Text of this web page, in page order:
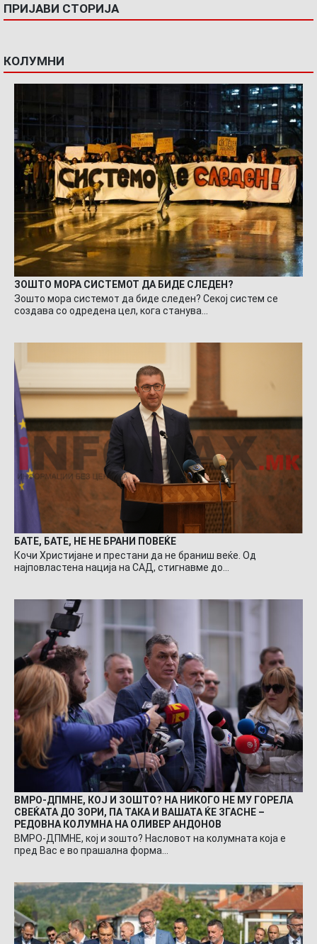
ПРИЈАВИ СТОРИЈА
КОЛУМНИ
ЗОШТО МОРА СИСТЕМОТ ДА БИДЕ СЛЕДЕН?
Зошто мора системот да биде следен? Секој систем се
создава со одредена цел, кога станува…
БАТЕ, БАТЕ, НЕ НЕ БРАНИ ПОВЕЌЕ
Кочи Христијане и престани да не браниш веќе. Од
најповластена нација на САД, стигнавме до…
ВМРО-ДПМНЕ, КОЈ И ЗОШТО? НА НИКОГО НЕ МУ ГОРЕЛА
СВЕЌАТА ДО ЗОРИ, ПА ТАКА И ВАШАТА ЌЕ ЗГАСНЕ –
РЕДОВНА КОЛУМНА НА ОЛИВЕР АНДОНОВ
ВМРО-ДПМНЕ, кој и зошто? Насловот на колумната која е
пред Вас е во прашална форма…